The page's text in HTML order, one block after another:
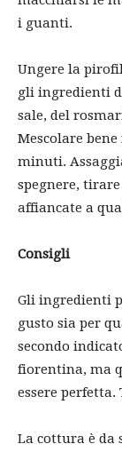
i guanti.
Ungere la
gli ingredienti
sale, del
Mescolare
minuti.
spegnere,
affiancate a
Consigli
Gli ingredienti
gusto sia per
secondo
fiorentina, ma
essere
La cottura è da